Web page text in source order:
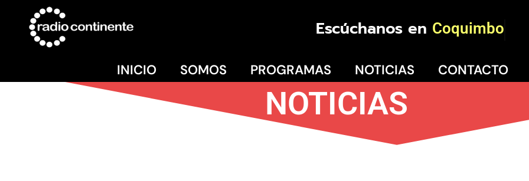
Escúchanos en Coquimbo
INICIO SOMOS PROGRAMAS NOTICIAS CONTACTO
NOTICIAS